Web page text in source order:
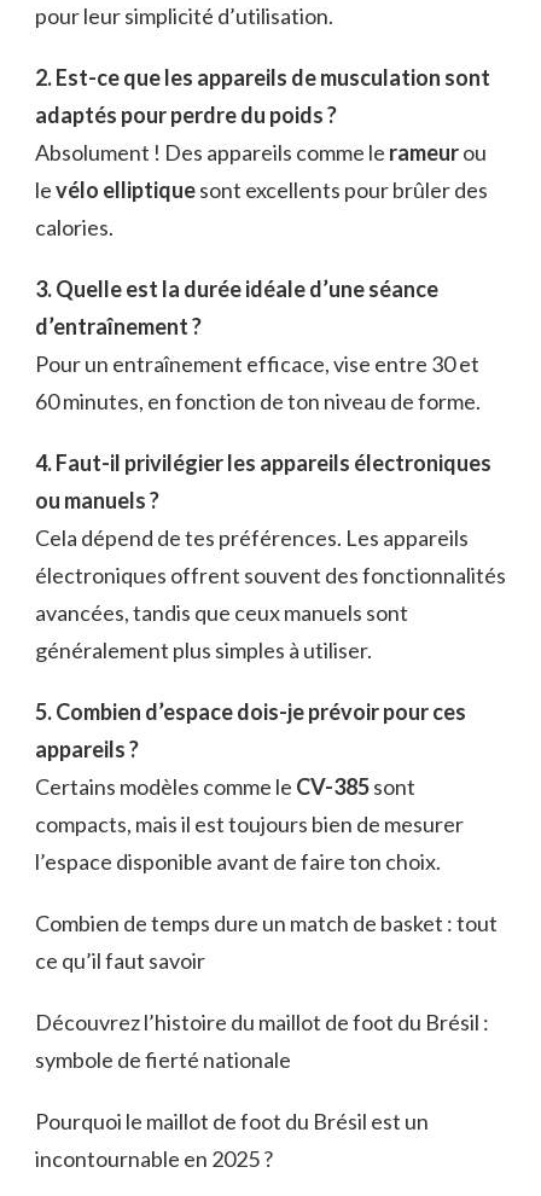
pour leur simplicité d’utilisation.
2. Est-ce que les appareils de musculation sont
adaptés pour perdre du poids ?
Absolument ! Des appareils comme le rameurou
levélo elliptiquesont excellents pour brûler des
calories.
3. Quelle est la durée idéale d’une séance
d’entraînement ?
Pour un entraînement efficace, vise entre 30 et
60 minutes, en fonction de ton niveau de forme.
4. Faut-il privilégier les appareils électroniques
ou manuels ?
Cela dépend de tes préférences. Les appareils
électroniques offrent souvent des fonctionnalités
avancées, tandis que ceux manuels sont
généralement plus simples à utiliser.
5. Combien d’espace dois-je prévoir pour ces
appareils ?
Certains modèles comme le CV-385sont
compacts, mais il est toujours bien de mesurer
l’espace disponible avant de faire ton choix.
Combien de temps dure un match de basket : tout
ce qu’il faut savoir
Découvrez l’histoire du maillot de foot du Brésil :
symbole de fierté nationale
Pourquoi le maillot de foot du Brésil est un
incontournable en 2025 ?